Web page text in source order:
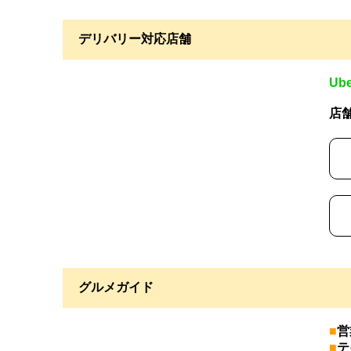
デリバリー対応店舗
店
グルメガイド
■
■